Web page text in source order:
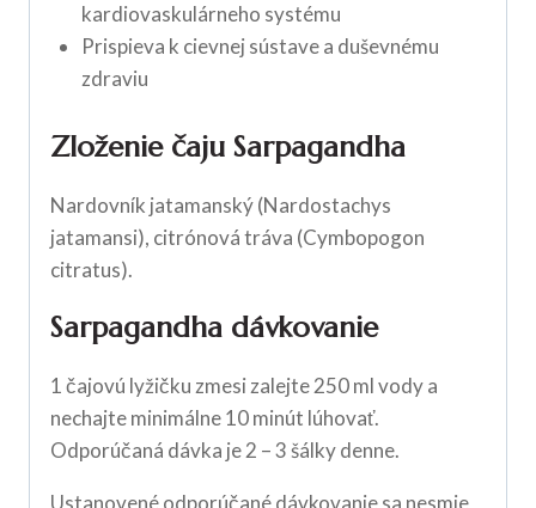
kardiovaskulárneho systému
Prispieva k cievnej sústave a duševnému
zdraviu
Zloženie čaju Sarpagandha
Nardovník jatamanský (Nardostachys
jatamansi), citrónová tráva (Cymbopogon
citratus).
Sarpagandha dávkovanie
1 čajovú lyžičku zmesi zalejte 250 ml vody a
nechajte minimálne 10 minút lúhovať.
Odporúčaná dávka je 2 – 3 šálky denne.
Ustanovené odporúčané dávkovanie sa nesmie